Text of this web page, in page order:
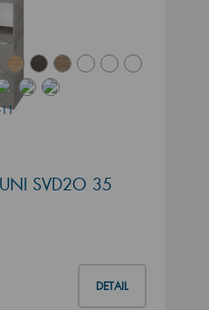
SVD2O 35
DETAIL